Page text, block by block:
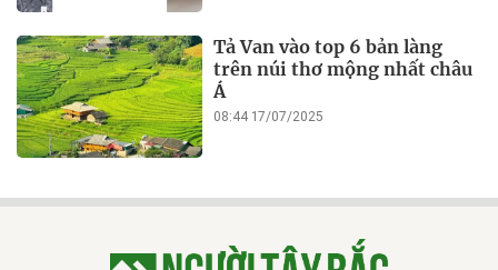
Tả Van vào top 6 bản làng
trên núi thơ mộng nhất châu
Á
08:44 17/07/2025